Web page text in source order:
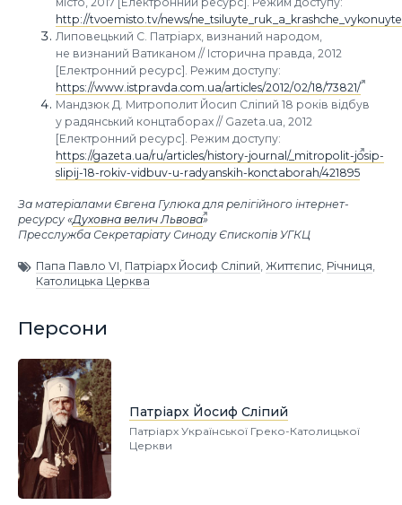
http://tvoemisto.tv/news/
Липовецький С. Патріарх, визнаний народом,
не визнаний Ватиканом // Історична правда, 2012
[Електронний ресурс]. Режим доступу:
https://www.istpravda.com.ua/articles/2012/02/18/73821/
Мандзюк Д. Митрополит Йосип Сліпий 18 років відбув
у радянський концтаборах // Gazeta.ua, 2012
[Електронний ресурс]. Режим доступу:
https://gazeta.ua/ru/articles/history-journal/_mitropolit-josip-
slipij-18-rokiv-vidbuv-u-radyanskih-konctaborah/421895
За матеріалами Євгена Гулюка для релігійного інтернет-
ресурсу «Духовна велич Львова»
Пресслужба Секретаріату Синоду Єпископів УГКЦ
Папа Павло VI Патріарх Йосиф Сліпий Життєпис Річниця
Католицька Церква
Персони
Патріарх Йосиф Сліпий
Патріарх Української Греко-Католицької
Церкви